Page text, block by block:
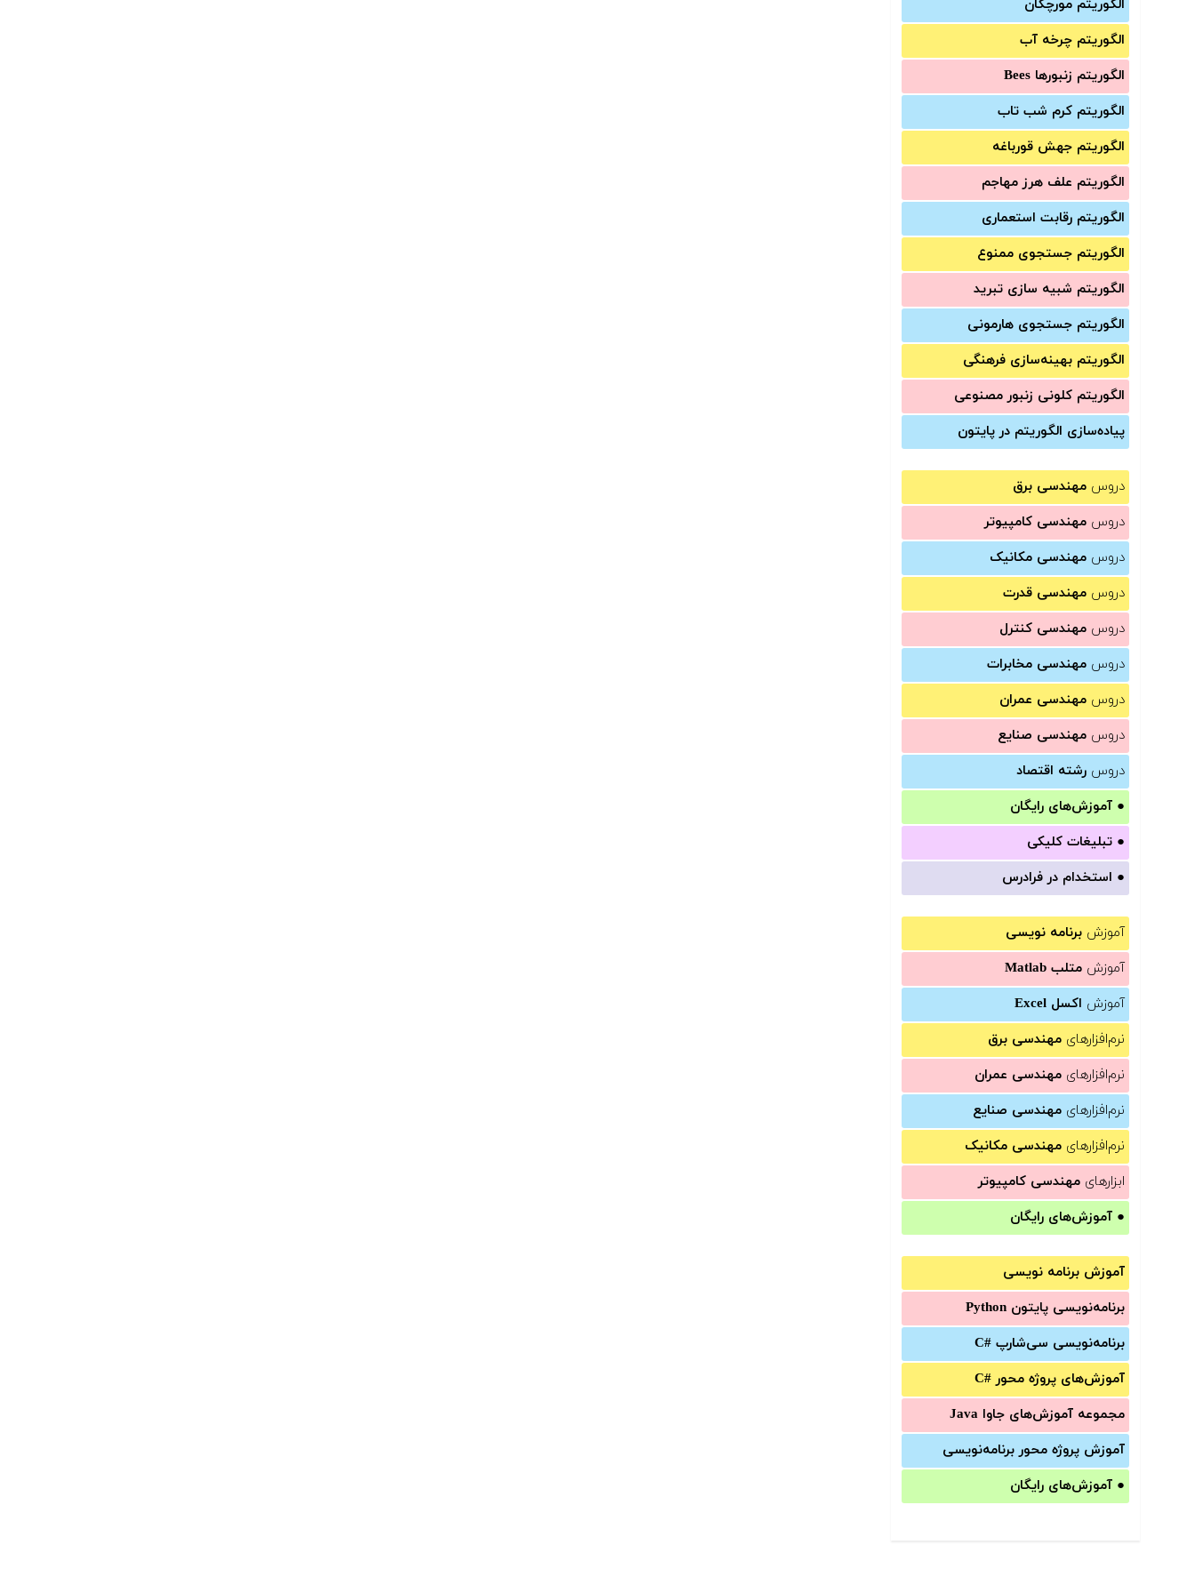
الگوریتم مورچگان
الگوریتم چرخه آب
الگوریتم زنبورها Bees
الگوریتم کرم شب تاب
الگوریتم جهش قورباغه
الگوریتم علف هرز مهاجم
الگوریتم رقابت استعماری
الگوریتم جستجوی ممنوع
الگوریتم شبیه سازی تبرید
الگوریتم جستجوی هارمونی
الگوریتم بهینه‌سازی فرهنگی
الگوریتم کلونی زنبور مصنوعی
پیاده‌سازی الگوریتم در پایتون
دروس مهندسی برق
دروس مهندسی کامپیوتر
دروس مهندسی مکانیک
دروس مهندسی قدرت
دروس مهندسی کنترل
دروس مهندسی مخابرات
دروس مهندسی عمران
دروس مهندسی صنایع
دروس رشته اقتصاد
● آموزش‌های رایگان
● تبلیغات کلیکی
● استخدام در فرادرس
آموزش برنامه نویسی
آموزش متلب Matlab
آموزش اکسل Excel
نرم‌افزارهای مهندسی برق
نرم‌افزارهای مهندسی عمران
نرم‌افزارهای مهندسی صنایع
نرم‌افزارهای مهندسی مکانیک
ابزارهای مهندسی کامپیوتر
● آموزش‌های رایگان
آموزش برنامه نویسی
برنامه‌نویسی پایتون Python
برنامه‌‌نویسی سی‌شارپ C#‎
آموزش‌های پروژه محور #C
مجموعه آموزش‌های جاوا Java
آموزش‌ پروژه محور برنامه‌نویسی
● آموزش‌های رایگان